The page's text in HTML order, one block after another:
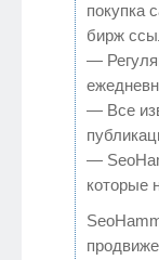
покупка
бирж
—
— Все
—
которые